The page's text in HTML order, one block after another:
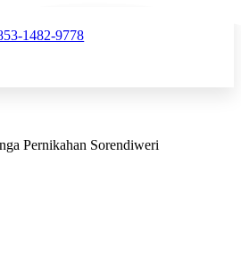
1482-9778
Pernikahan Sorendiweri